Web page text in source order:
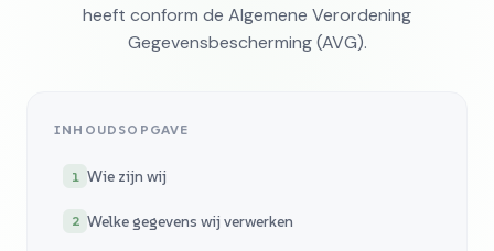
heeft conform de Algemene Verordening
Gegevensbescherming (AVG).
INHOUDSOPGAVE
1 Wie zijn wij
2 Welke gegevens wij verwerken